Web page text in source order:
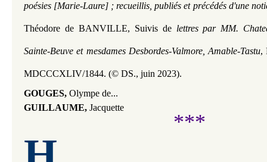
poésies [Marie-Laure] ; recueillis, publiés et précédés d'une
Théodore de BANVILLE, Suivis de lettres par MM.
Sainte-Beuve et mesdames Desbordes-Valmore, Amable-Tastu,
MDCCCXLIV/1844. (© DS., juin 2023).
GOUGES, Olympe de...
GUILLAUME, Jacquette
***